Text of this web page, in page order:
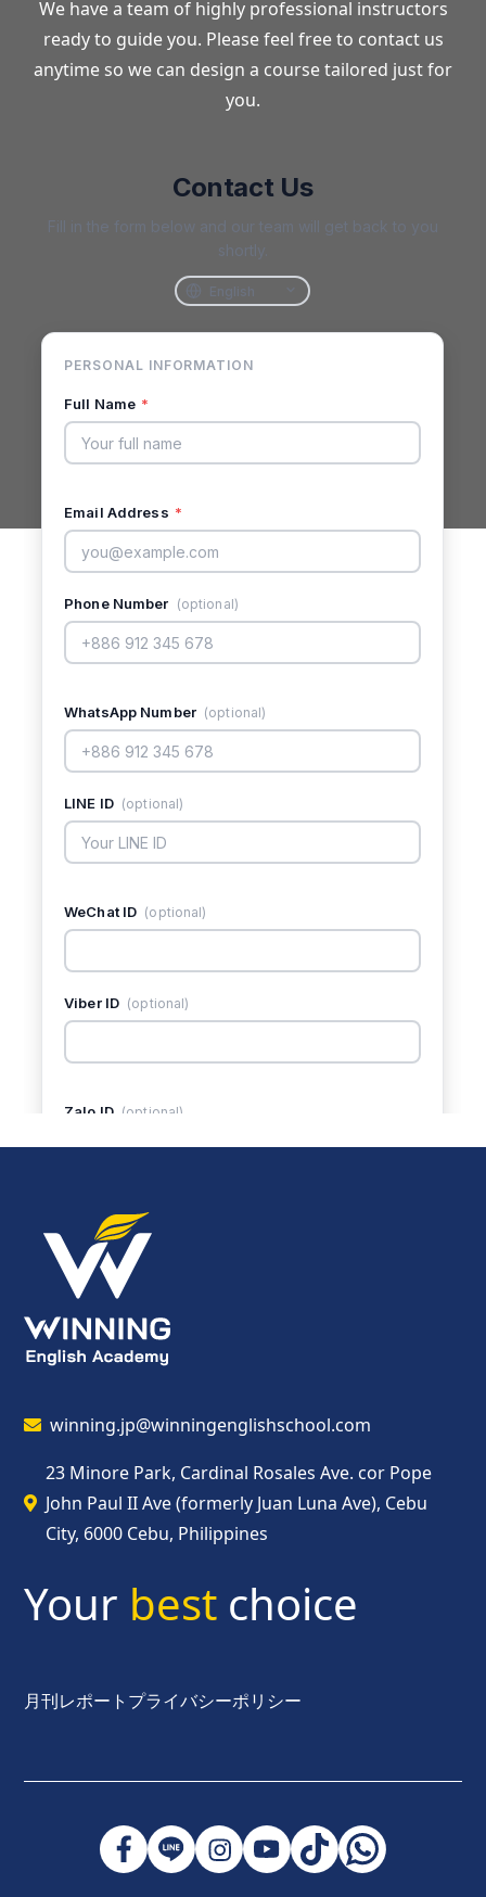
We have a team of highly professional instructors
ready to guide you. Please feel free to contact us
anytime so we can design a course tailored just for
you.
winning.jp@winningenglishschool.com
23 Minore Park, Cardinal Rosales Ave. cor Pope
John Paul II Ave (formerly Juan Luna Ave), Cebu
City, 6000 Cebu, Philippines
Your best choice
月刊レポート プライバシーポリシー